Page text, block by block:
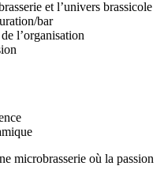
et l’univers brassicole
bar
l’organisation
microbrasserie où la passion